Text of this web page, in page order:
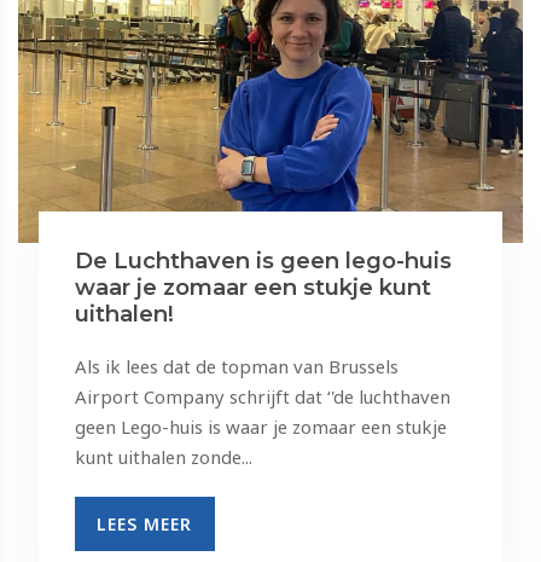
​​​​​​​De Luchthaven is geen lego-huis
waar je zomaar een stukje kunt
uithalen!
Als ik lees dat de topman van Brussels
Airport Company schrijft dat ‘'de luchthaven
geen Lego-huis is waar je zomaar een stukje
kunt uithalen zonde...
LEES MEER